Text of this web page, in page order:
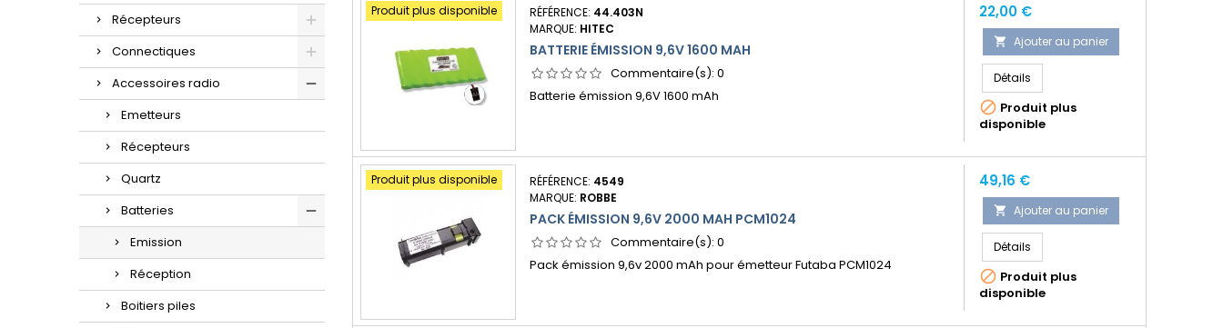
Récepteurs
Connectiques
Accessoires radio
Emetteurs
Récepteurs
Quartz
Batteries
Emission
Réception
Boitiers piles
Produit plus disponible RÉFÉRENCE: 44.403N
MARQUE: HITEC
BATTERIE ÉMISSION 9,6V 1600 MAH
Commentaire(s): 0
Batterie émission 9,6V 1600 mAh
Prix
22,00 €
 Ajouter au panier
Détails
 Produit plus
disponible
Produit plus disponible RÉFÉRENCE: 4549
MARQUE: ROBBE
PACK ÉMISSION 9,6V 2000 MAH PCM1024
Commentaire(s): 0
Pack émission 9,6v 2000 mAh pour émetteur Futaba PCM1024
Prix
49,16 €
 Ajouter au panier
Détails
 Produit plus
disponible